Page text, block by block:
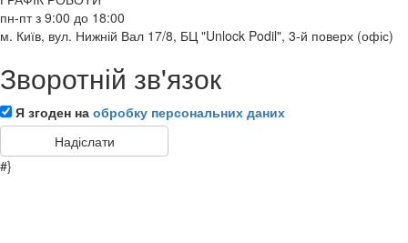
пн-пт з 9:00 до 18:00
м. Київ, вул. Нижній Вал 17/8, БЦ "Unlock Podil", 3-й поверх (офіс)
Зворотній зв'язок
Я згоден на обробку персональних даних
#}